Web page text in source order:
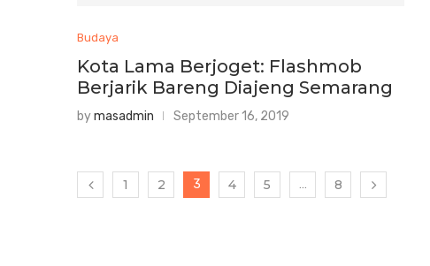
Budaya
Kota Lama Berjoget: Flashmob
Berjarik Bareng Diajeng Semarang
bymasadmin September 16, 2019
1 2 3 4 5 … 8